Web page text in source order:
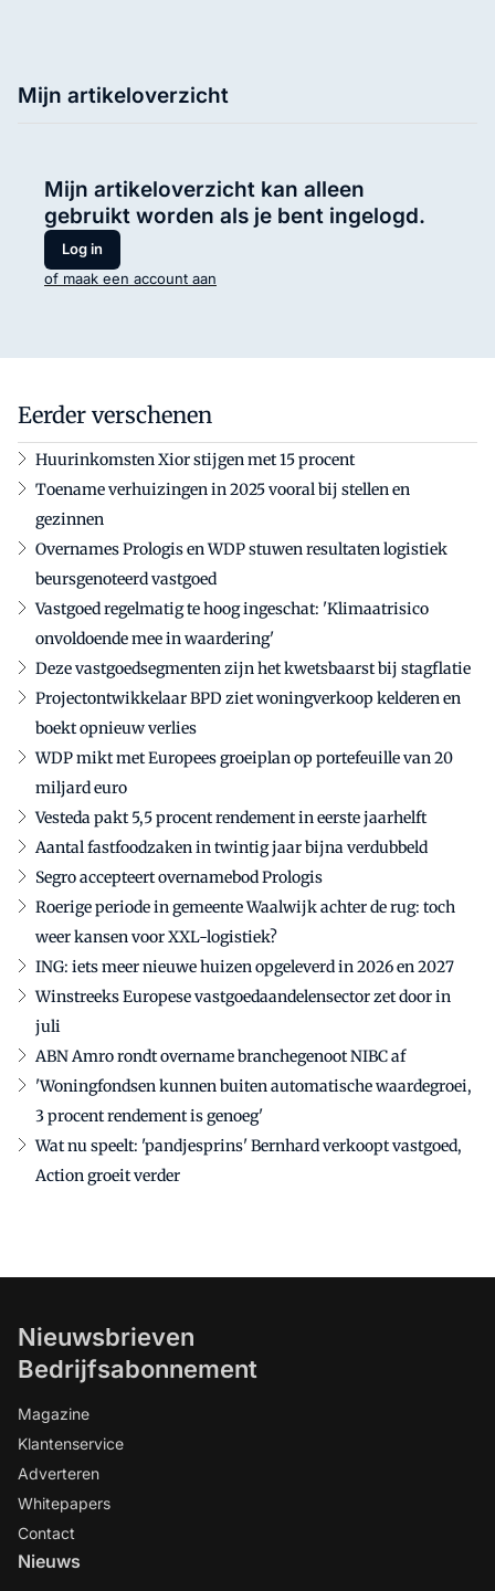
Mijn artikeloverzicht
Mijn artikeloverzicht kan alleen
gebruikt worden als je bent ingelogd.
Log in
of maak een account aan
Eerder verschenen
Huurinkomsten Xior stijgen met 15 procent
Toename verhuizingen in 2025 vooral bij stellen en
gezinnen
Overnames Prologis en WDP stuwen resultaten logistiek
beursgenoteerd vastgoed
Vastgoed regelmatig te hoog ingeschat: 'Klimaatrisico
onvoldoende mee in waardering'
Deze vastgoedsegmenten zijn het kwetsbaarst bij stagflatie
Projectontwikkelaar BPD ziet woningverkoop kelderen en
boekt opnieuw verlies
WDP mikt met Europees groeiplan op portefeuille van 20
miljard euro
Vesteda pakt 5,5 procent rendement in eerste jaarhelft
Aantal fastfoodzaken in twintig jaar bijna verdubbeld
Segro accepteert overnamebod Prologis
Roerige periode in gemeente Waalwijk achter de rug: toch
weer kansen voor XXL-logistiek?
ING: iets meer nieuwe huizen opgeleverd in 2026 en 2027
Winstreeks Europese vastgoedaandelensector zet door in
juli
ABN Amro rondt overname branchegenoot NIBC af
'Woningfondsen kunnen buiten automatische waardegroei,
3 procent rendement is genoeg'
Wat nu speelt: 'pandjesprins' Bernhard verkoopt vastgoed,
Action groeit verder
Nieuwsbrieven
Bedrijfsabonnement
Magazine
Klantenservice
Adverteren
Whitepapers
Contact
Nieuws